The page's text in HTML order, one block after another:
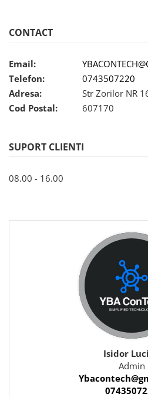
CONTACT
Email:
Telefon:
0743507220
Adresa:
Str Zorilor NR
Cod Postal:
607170
SUPORT CLIENTI
08.00 - 16.00
Isidor
Admin